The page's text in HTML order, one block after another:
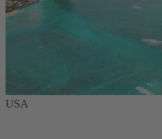
USA